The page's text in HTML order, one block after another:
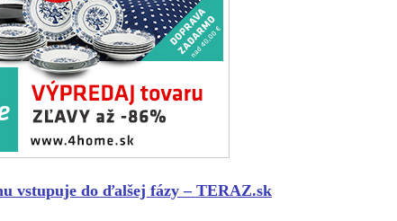
vstupuje do ďalšej fázy – TERAZ.sk